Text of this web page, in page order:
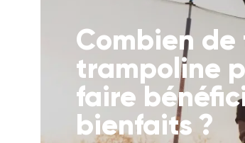
Combien
trampoline
faire
bienfaits ?